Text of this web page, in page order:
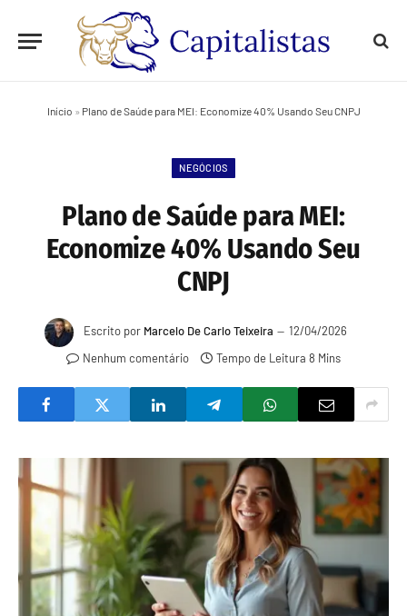
Início » Plano de Saúde para MEI: Economize 40% Usando Seu CNPJ
NEGÓCIOS
Plano de Saúde para MEI:
Economize 40% Usando Seu
CNPJ
Escrito por Marcelo De Carlo Teixeira
12/04/2026
Nenhum comentário
Tempo de Leitura 8 Mins